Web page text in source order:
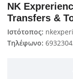
NK
Transfers &
Ιστότοπος:
Τηλέφωνο: